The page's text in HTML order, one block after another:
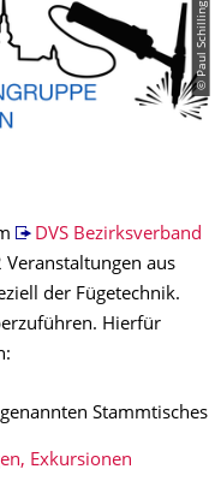
© Paul Schilling
DVS Bezirksverband
aus
der Fügetechnik.
Hierfür
Stammtisches
Exkursionen